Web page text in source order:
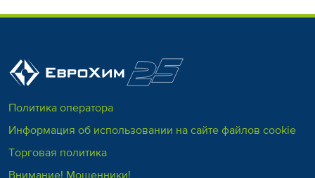
Политика оператора
Информация об использовании на сайте файлов cookie
Торговая политика